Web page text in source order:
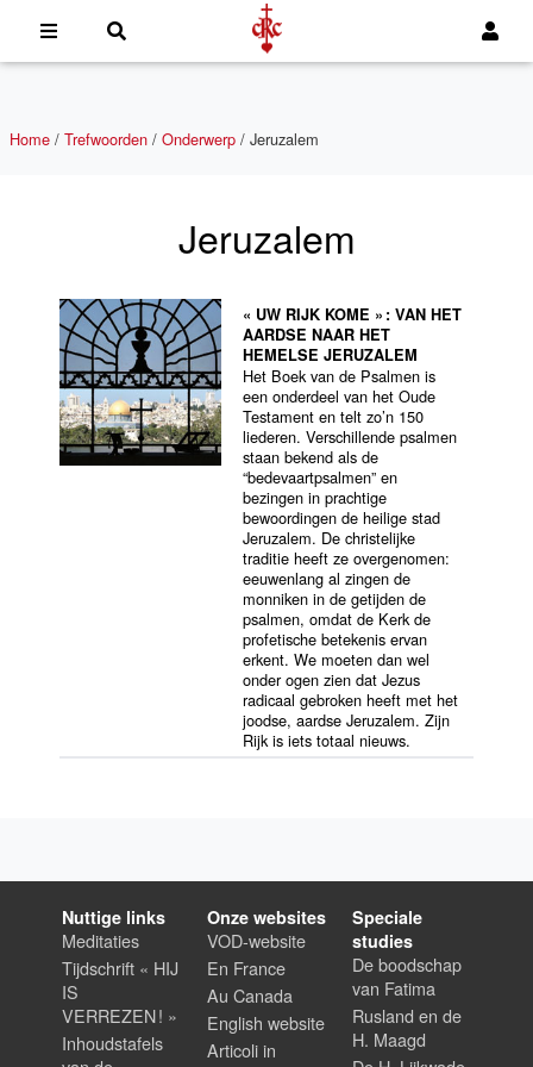
Home / Trefwoorden / Onderwerp / Jeruzalem
Jeruzalem
« UW RIJK KOME » : VAN HET
AARDSE NAAR HET
HEMELSE JERUZALEM
Het Boek van de Psalmen is
een onderdeel van het Oude
Testament en telt zo’n 150
liederen. Verschillende psalmen
staan bekend als de
“bedevaartpsalmen” en
bezingen in prachtige
bewoordingen de heilige stad
Jeruzalem. De christelijke
traditie heeft ze overgenomen:
eeuwenlang al zingen de
monniken in de getijden de
psalmen, omdat de Kerk de
profetische betekenis ervan
erkent. We moeten dan wel
onder ogen zien dat Jezus
radicaal gebroken heeft met het
joodse, aardse Jeruzalem. Zijn
Rijk is iets totaal nieuws.
Nuttige links
Meditaties
Tijdschrift « HIJ
IS
VERREZEN ! »
Inhoudstafels
Onze websites
VOD-website
En France
Au Canada
English website
Articoli in
Speciale
studies
De boodschap
van Fatima
Rusland en de
H. Maagd